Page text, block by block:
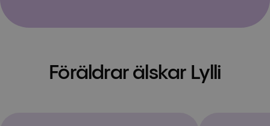
Föräldrar älskar Lylli